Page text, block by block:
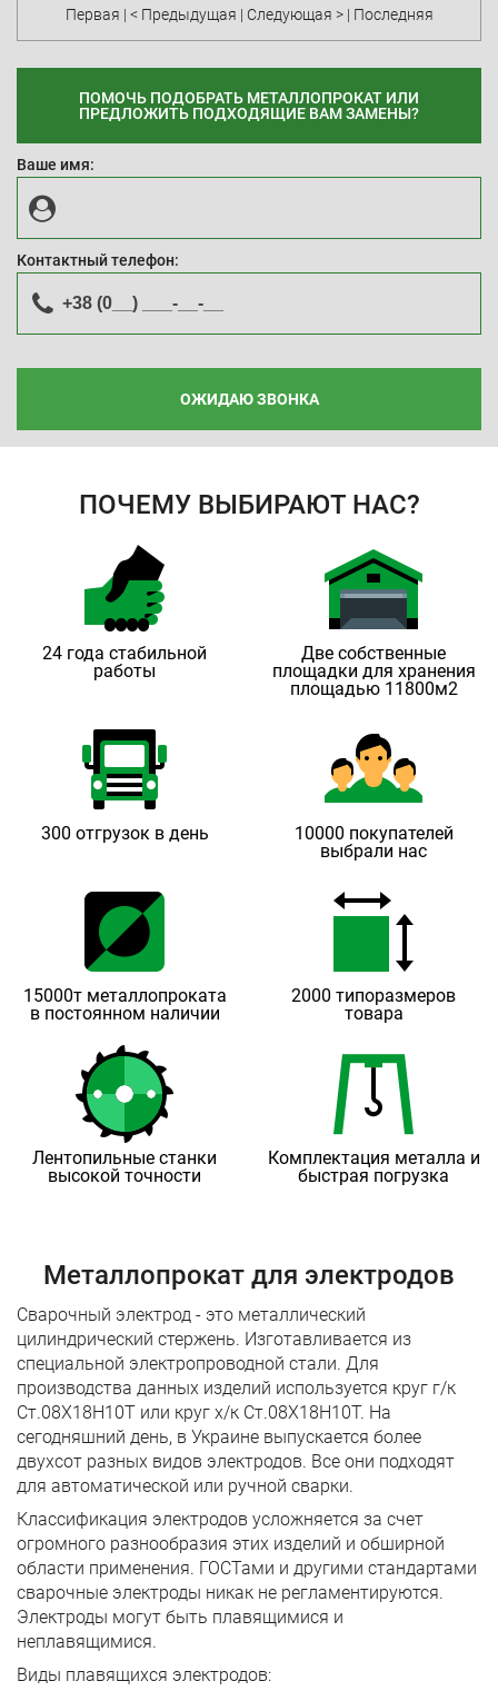
Первая | < Предыдущая | Следующая >| Последняя
ПОМОЧЬ ПОДОБРАТЬ МЕТАЛЛОПРОКАТ ИЛИ
ПРЕДЛОЖИТЬ ПОДХОДЯЩИЕ ВАМ ЗАМЕНЫ?
Ваше имя:
Контактный телефон:
ОЖИДАЮ ЗВОНКА
ПОЧЕМУ ВЫБИРАЮТ НАС?
24 года стабильной
работы
Две собственные
площадки для хранения
площадью 11800м2
300 отгрузок в день
10000 покупателей
выбрали нас
15000т металлопроката
в постоянном наличии
2000 типоразмеров
товара
Лентопильные станки
высокой точности
Комплектация металла и
быстрая погрузка
Металлопрокат для электродов
Сварочный электрод - это металлический
цилиндрический стержень. Изготавливается из
специальной электропроводной стали. Для
производства данных изделий используется круг г/к
Ст.08Х18Н10Т или круг х/к Ст.08Х18Н10Т. На
сегодняшний день, в Украине выпускается более
двухсот разных видов электродов. Все они подходят
для автоматической или ручной сварки.
Классификация электродов усложняется за счет
огромного разнообразия этих изделий и обширной
области применения. ГОСТами и другими стандартами
сварочные электроды никак не регламентируются.
Электроды могут быть плавящимися и
неплавящимися.
Виды плавящихся электродов: